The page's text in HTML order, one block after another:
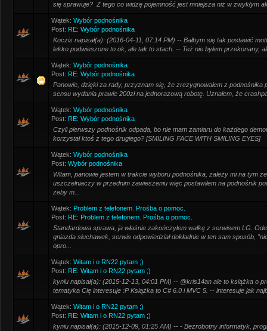
się sprawuje? Z tego co widzę pojemność jest mniejsza niż w zwykłym
Wątek: Wybór podnośnika
Post: RE: Wybór podnośnika
Koczis napisał(a): (2016-04-11, 07:14 PM) -- Bałbym się tak postawić
lekko podwieszone to ok, ale tak to stach. -- Też nie byłem przekonany,
Wątek: Wybór podnośnika
Post: RE: Wybór podnośnika
Panowie, dzięki za rady, przyznam się, że zrezygnowałem z podnośnika
sensu wydania prawie 200zł na jednorazową robotę. Uznałem, że
Wątek: Wybór podnośnika
Post: RE: Wybór podnośnika
Czyli pierwszy podnośnik odpada, bo nie mam zamiaru do każdego
korzystał ktoś z tego drugiego? [SMILING FACE WITH SMILING EYES]
Wątek: Wybór podnośnika
Post: Wybór podnośnika
Witam, panowie jestem w trakcie wyboru podnośnika, zależy mi na tym
uszczelniaczy w przednim zawieszeniu więc postawiłem na podnośnik
żeby m...
Wątek: Problem z telefonem. Prośba o pomoc.
Post: RE: Problem z telefonem. Prośba o pomoc.
Standardowa sprawa, ja właśnie zakończyłem walkę z serwisem LG.
gniazda słuchawek, serwis odpowiedział dokładnie w ten sam sposób,
opro...
Wątek: Witam i o RN22 pytam ;)
Post: RE: Witam i o RN22 pytam ;)
kyniu napisał(a): (2015-12-13, 04:01 PM) -- @kris14an ale to książka o
tematyka Cię interesuje :P Książka to C# 6.0 i MVC 5. -- interesuje jak
Wątek: Witam i o RN22 pytam ;)
Post: RE: Witam i o RN22 pytam ;)
kyniu napisał(a): (2015-12-09, 01:25 AM) -- - Bezrobotny informatyk,